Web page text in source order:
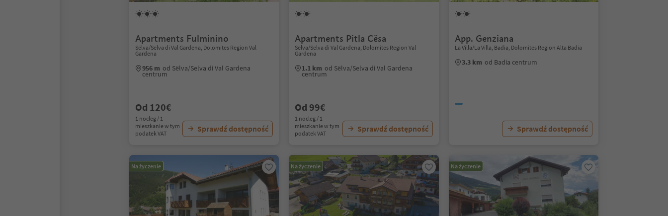
Apartments Fulminino
Sëlva/Selva di Val Gardena, Dolomites Region Val
Gardena
956 m od Sëlva/Selva di Val Gardena
centrum
Od 120€
1 nocleg / 1
mieszkanie w tym
podatek VAT
Sprawdź dostępność
Apartments Pitla Cësa
Sëlva/Selva di Val Gardena, Dolomites Region Val
Gardena
1.1 km od Sëlva/Selva di Val Gardena
centrum
Od 99€
1 nocleg / 1
mieszkanie w tym
podatek VAT
Sprawdź dostępność
App. Genziana
La Villa/La Villa, Badia, Dolomites Region Alta Badia
3.3 km od Badia centrum
Sprawdź dostępność
Na życzenie Na życzenie Na życzenie